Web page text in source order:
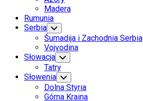
Madera
Rumunia
Serbia Toggle
Child
Menu
Šumadija i Zachodnia Serbia
Vojvodina
Słowacja Toggle
Child
Menu
Tatry
Słowenia Toggle
Child
Menu
Dolna Styria
Górna Kraina